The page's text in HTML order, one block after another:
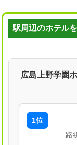
駅周辺のホテル
広島上野学園
1位
路